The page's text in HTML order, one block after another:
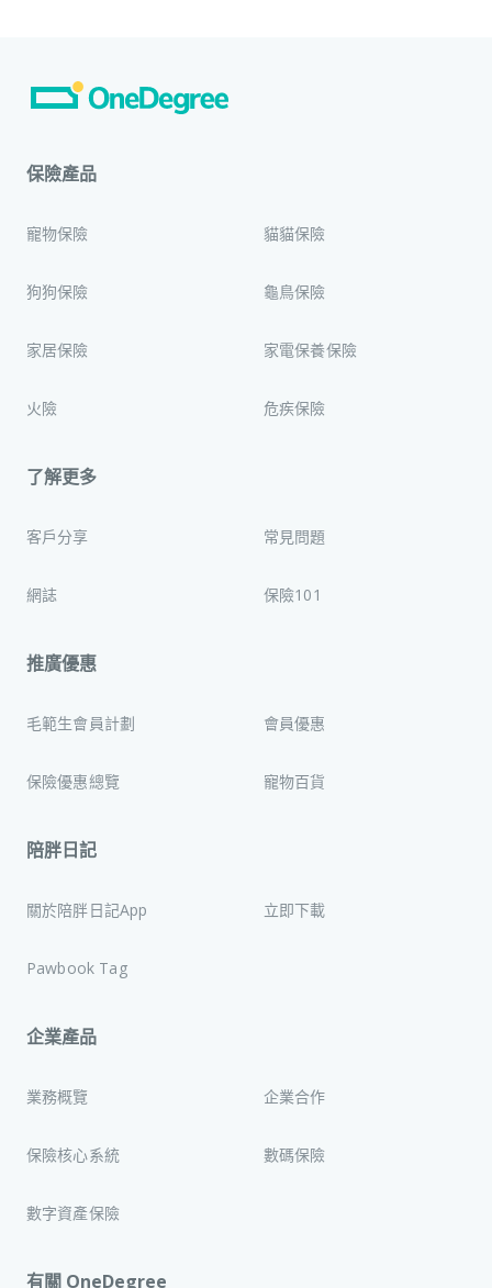
保險產品
寵物保險 貓貓保險
狗狗保險 龜鳥保險
家居保險 家電保養保險
火險 危疾保險
了解更多
客戶分享 常見問題
網誌 保險101
推廣優惠
毛範生會員計劃 會員優惠
保險優惠總覽 寵物百貨
陪胖日記
關於陪胖日記App 立即下載
Pawbook Tag
企業產品
業務概覽 企業合作
保險核心系統 數碼保險
數字資產保險
有關 OneDegree